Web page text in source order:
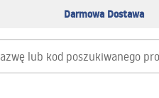
Darmowa Dostawa